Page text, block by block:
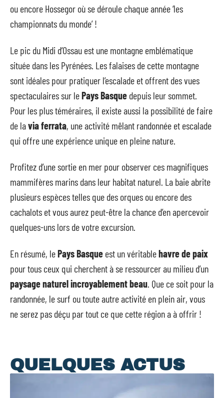
ou encore Hossegor où se déroule chaque année ‘les
championnats du monde’ !
Le pic du Midi d’Ossau est une montagne emblématique
située dans les Pyrénées. Les falaises de cette montagne
sont idéales pour pratiquer l’escalade et offrent des vues
spectaculaires sur lePays Basque depuis leur sommet.
Pour les plus téméraires, il existe aussi la possibilité de faire
de lavia ferrata, une activité mêlant randonnée et escalade
qui offre une expérience unique en pleine nature.
Profitez d’une sortie en mer pour observer ces magnifiques
mammifères marins dans leur habitat naturel. La baie abrite
plusieurs espèces telles que des orques ou encore des
cachalots et vous aurez peut-être la chance d’en apercevoir
quelques-uns lors de votre excursion.
En résumé, lePays Basque est un véritablehavre de paix
pour tous ceux qui cherchent à se ressourcer au milieu d’un
paysage naturel incroyablement beau . Que ce soit pour la
randonnée, le surf ou toute autre activité en plein air, vous
ne serez pas déçu par tout ce que cette région a à offrir !
QUELQUES ACTUS